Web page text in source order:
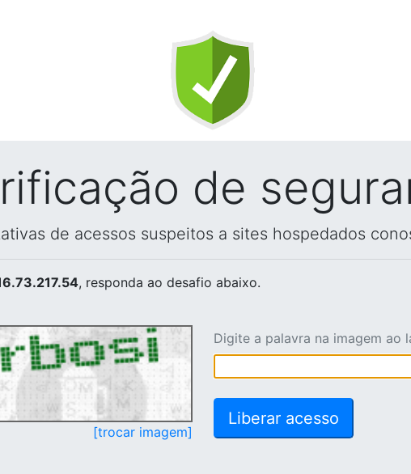
de
de acessos suspeitos a sites hospedados
, responda ao desafio abaixo.
[trocar imagem]
Digite a palavra na imagem ao